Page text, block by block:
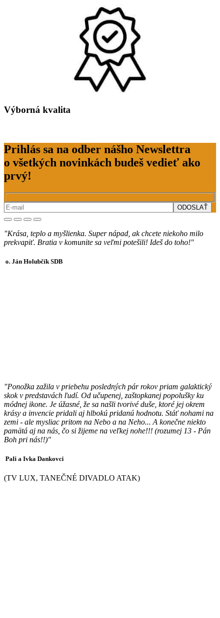
Výborná kvalita
Prihlás sa na odber nášho Newslettra
o všetkých novinkách budeš vedieť ako
prvý!
"Krása, teplo a myšlienka. Super nápad, ak chcete niekoho milo
prekvapiť. Bratia v komunite sa veľmi potešili! Ideš do toho!"
o. Ján Holubčík SDB
"Ponožka zažila v priebehu posledných pár rokov priam galaktický
skok v predstavách ľudí. Od učupenej, zaštopkanej popolušky ku
módnej ikone. Je úžasné, že sa našli tvorivé duše, ktoré jej okrem
krásy a invencie pridali aj hlbokú pridanú hodnotu. Stáť nohami na
zemi - ale mysliac pritom na Nebo a na Neho... A konečne niekto
pamätá aj na nás, čo si žijeme na veľkej nohe!!! (rozumej 13 - Pán
Boh pri nás!!)"
Pali a Ivka Dankovci
(TV LUX, TANEČNÉ DIVADLO ATAK)